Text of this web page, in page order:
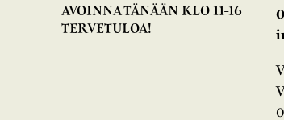
AVOINNA TÄNÄÄN KLO 11-16
TERVETULOA!